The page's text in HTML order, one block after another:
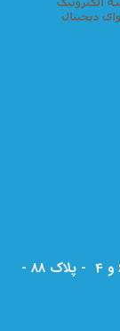
آدرس : اصفهان - خیابان رزمندگان - بین کوچه 6 و 4 - پلاک 88 -